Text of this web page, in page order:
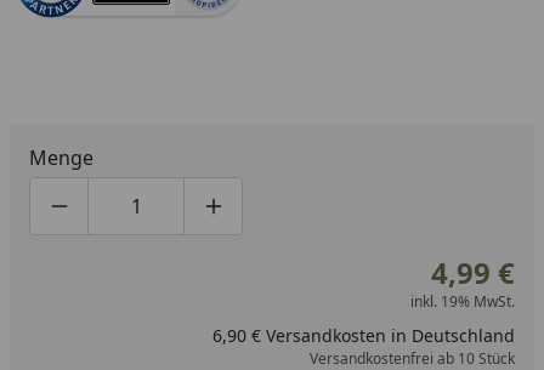
Menge
Produktmenge um eins verringern
Produktmenge manuell eingeben
Produktmenge um eins erhöhen
4,99 €
inkl. 19% MwSt.
6,90 € Versandkosten in Deutschland
Versandkostenfrei ab 10 Stück